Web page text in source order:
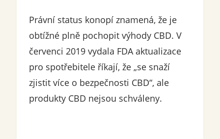
Právní status konopí znamená, že je
obtížné plně pochopit výhody CBD. V
červenci 2019 vydala FDA aktualizace
pro spotřebitele říkají, že „se snaží
zjistit více o bezpečnosti CBD“, ale
produkty CBD nejsou schváleny.